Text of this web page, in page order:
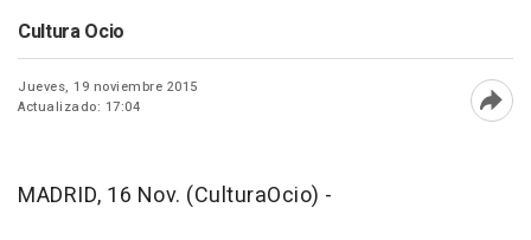
Cultura Ocio
Jueves, 19 noviembre 2015
Actualizado: 17:04
MADRID, 16 Nov. (CulturaOcio) -